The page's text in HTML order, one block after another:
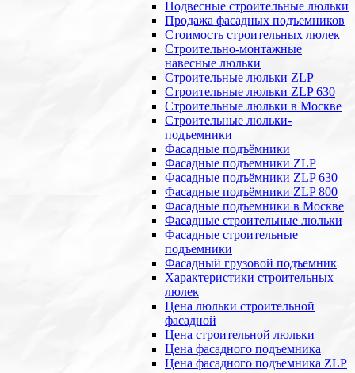
Подвесные строительные люльки
Продажа фасадных подъемников
Стоимость строительных люлек
Строительно-монтажные
навесные люльки
Строительные люльки ZLP
Строительные люльки ZLP 630
Строительные люльки в Москве
Строительные люльки-
подъемники
Фасадные подъёмники
Фасадные подъемники ZLP
Фасадные подъёмники ZLP 630
Фасадные подъёмники ZLP 800
Фасадные подъемники в Москве
Фасадные строительные люльки
Фасадные строительные
подъемники
Фасадный грузовой подъемник
Характеристики строительных
люлек
Цена люльки строительной
фасадной
Цена строительной люльки
Цена фасадного подъемника
Цена фасадного подъемника ZLP